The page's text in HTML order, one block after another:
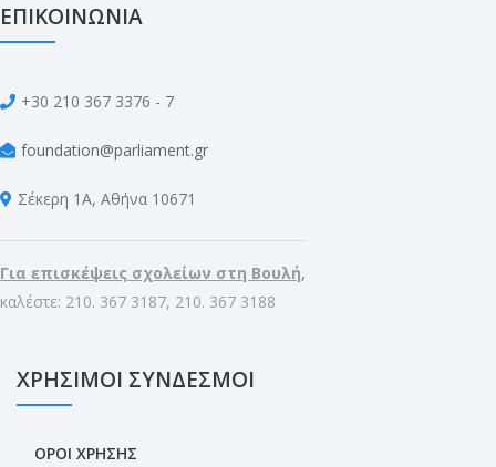
ΕΠΙΚΟΙΝΩΝΙΑ
+30 210 367 3376 - 7
foundation@parliament.gr
Σέκερη 1Α, Αθήνα 10671
Για επισκέψεις σχολείων στη Βουλή,
καλέστε: 210. 367 3187, 210. 367 3188
ΧΡΗΣΙΜΟΙ ΣΥΝΔΕΣΜΟΙ
ΟΡΟΙ ΧΡΗΣΗΣ